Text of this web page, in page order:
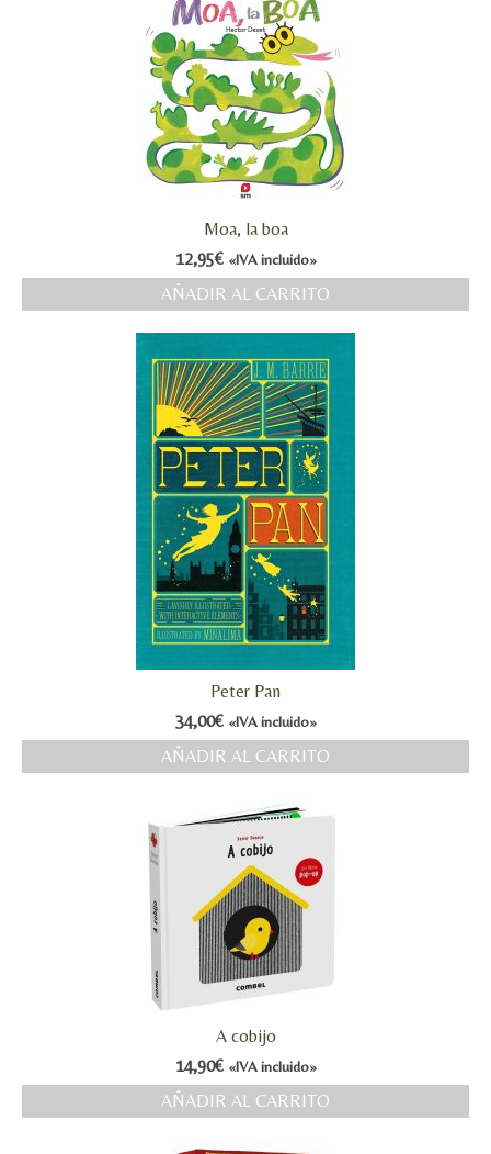
Moa, la boa
12,95€ «IVA incluido»
AÑADIR AL CARRITO
Peter Pan
34,00€ «IVA incluido»
AÑADIR AL CARRITO
A cobijo
14,90€ «IVA incluido»
AÑADIR AL CARRITO